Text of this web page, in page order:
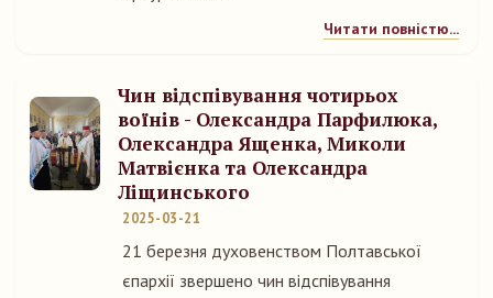
Читати повністю...
Чин відспівування чотирьох
воїнів - Олександра Парфилюка,
Олександра Ященка, Миколи
Матвієнка та Олександра
Ліщинського
2025-03-21
21 березня духовенством Полтавської
єпархії звершено чин відспівування